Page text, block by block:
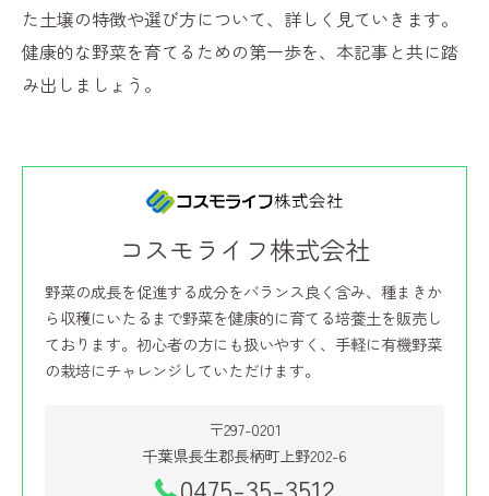
た土壌の特徴や選び方について、詳しく見ていきます。
健康的な野菜を育てるための第一歩を、本記事と共に踏
み出しましょう。
コスモライフ株式会社
野菜の成長を促進する成分をバランス良く含み、種まきか
ら収穫にいたるまで野菜を健康的に育てる培養土を販売し
ております。初心者の方にも扱いやすく、手軽に有機野菜
の栽培にチャレンジしていただけます。
〒297-0201
千葉県長生郡長柄町上野202-6